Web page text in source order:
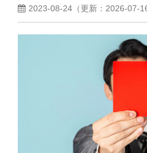
採用ノウハウ
2023-08-24 （更新： 2026-07-